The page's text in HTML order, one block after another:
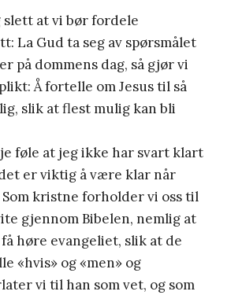
at vi bør fordele
La Gud ta seg av spørsmålet
på dommens dag, så gjør vi
Å fortelle om Jesus til så
slik at flest mulig kan bli
føle at jeg ikke har svart klart
er viktig å være klar når
kristne forholder vi oss til
gjennom Bibelen, nemlig at
høre evangeliet, slik at de
«hvis» og «men» og
vi til han som vet, og som